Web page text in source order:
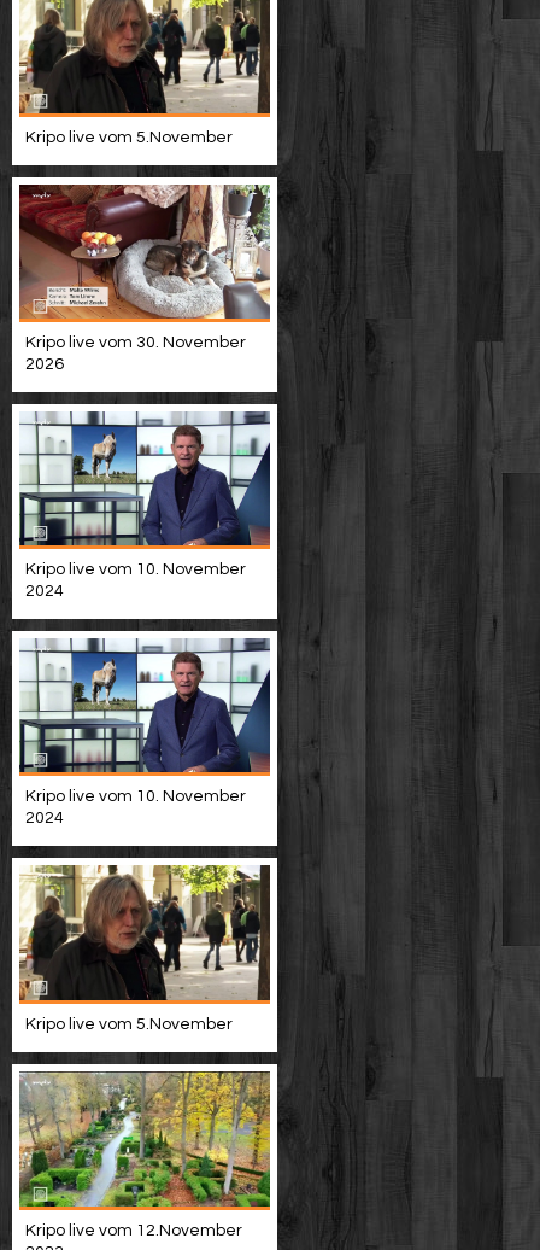
Kripo live vom 5.November
Kripo live vom 30. November
2026
Kripo live vom 10. November
2024
Kripo live vom 10. November
2024
Kripo live vom 5.November
Kripo live vom 12.November